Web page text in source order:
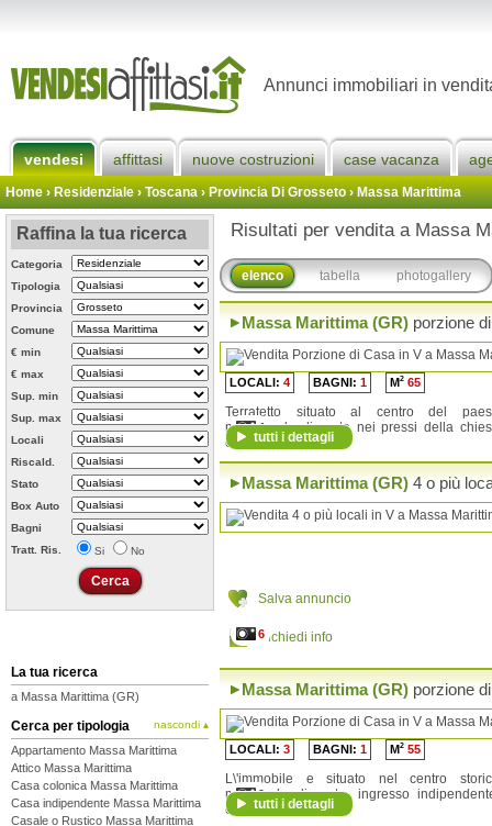
Annunci immobiliari in
vendesi affittasi nuove costruzioni case vacanza
Home› Residenziale › Toscana ›Provincia Di Grosseto›Massa Marittima
Raffina la tua ricerca
Categoria
Tipologia
Provincia
Comune
€ min
€ max
Sup. min
Sup. max
Locali
Riscald.
Stato
Box Auto
Bagni
Tratt. Ris.
Si No
La tua ricerca
a Massa Marittima (GR)
Cerca per tipologia nascondi ▴
Appartamento Massa Marittima
Attico Massa Marittima
Casa colonica Massa Marittima
Casa indipendente Massa Marittima
Casale o Rustico Massa Marittima
Risultati per vendita a Massa
elenco tabella photogallery
Massa Marittima (GR) porzione
LOCALI: 4 BAGNI: 1 M2 65
Terratetto situato al centro del
medioevale di prata nei pressi della
consistente in un...
4
tutti i dettagli
Massa Marittima (GR) 4 o più
6
Salva annuncio
Richiedi info
Massa Marittima (GR) porzione
LOCALI: 3 BAGNI: 1 M2 55
L\'immobile e situato nel centro
medievale di prata, ingresso
completamente ri...
9
tutti i dettagli